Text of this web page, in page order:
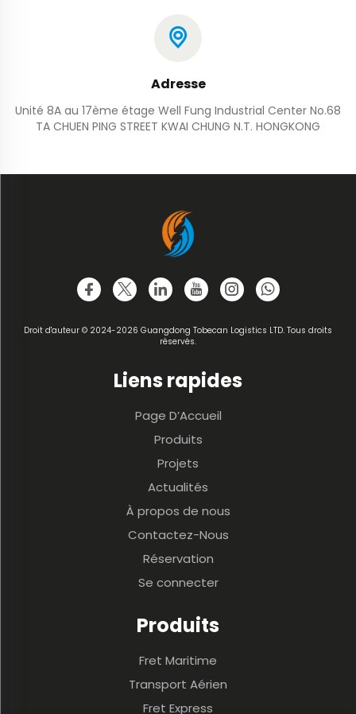
Adresse
Unité 8A au 17ème étage Well Fung Industrial Center No.68
TA CHUEN PING STREET KWAI CHUNG N.T. HONGKONG
Droit d'auteur © 2024-2026 Guangdong Tobecan Logistics LTD. Tous droits
réservés.
Liens rapides
Page D’Accueil
Produits
Projets
Actualités
À propos de nous
Contactez-Nous
Réservation
Se connecter
Produits
Fret Maritime
Transport Aérien
Fret Express